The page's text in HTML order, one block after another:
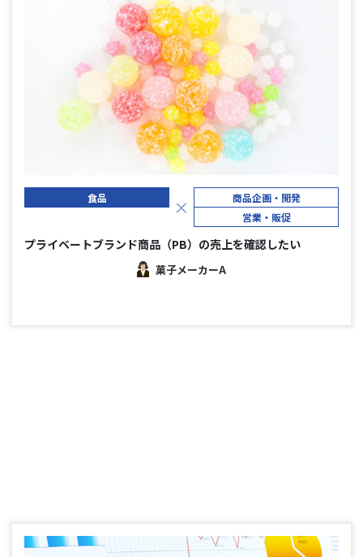
食品
商品企画・開発
営業・販促
プライベートブランド商品（PB）の売上を確認したい
菓子メーカーA